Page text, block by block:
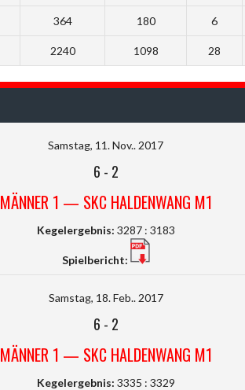
364 180 6
2240 1098 28
Samstag, 11. Nov.. 2017
6 - 2
MÄNNER 1 — SKC HALDENWANG M1
Kegelergebnis: 3287 : 3183
Spielbericht:
Samstag, 18. Feb.. 2017
6 - 2
MÄNNER 1 — SKC HALDENWANG M1
Kegelergebnis: 3335 : 3329